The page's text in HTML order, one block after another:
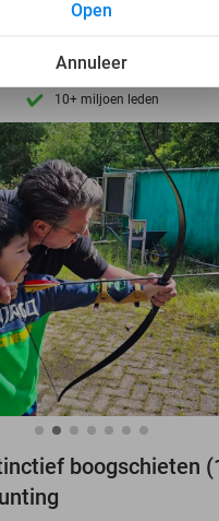
7 dagen per week beschikbaar
10+ miljoen leden
9,4 op basis van
Ontdek 15.000+ deals
7 dagen per week beschikbaar
10+ miljoen leden
boogschieten
Annuleer
Open